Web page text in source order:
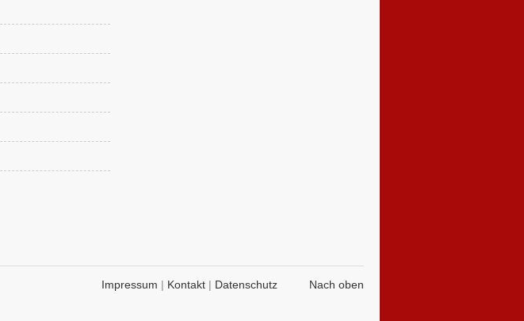
Impressum | Kontakt | Datenschutz Nach oben